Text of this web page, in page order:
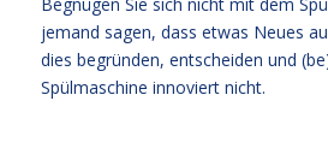
jemand sagen, dass etwas Neues
dies begründen, entscheiden und
Spülmaschine innoviert nicht.